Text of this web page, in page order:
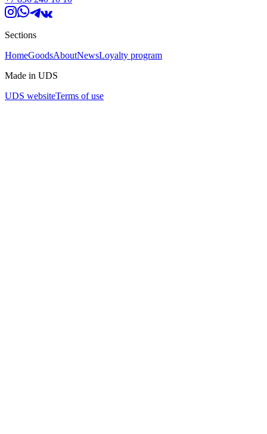
Sections
HomeGoodsAboutNewsLoyalty program
Made in UDS
UDS websiteTerms of use